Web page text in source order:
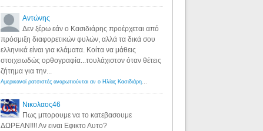
Αντώνης
Δεν ξέρω εάν ο Κασιδιάρης προέρχεται από
πρόσμιξη διαφορετικών φυλών, αλλά τα δικά σου
ελληνικά είναι για κλάματα. Κοίτα να μάθεις
στοιχειωδώς ορθογραφία...τουλάχιστον όταν θέτεις
ζήτημα για την...
Αμερικανοί ρατσιστές αναρωτιούνται αν ο Ηλίας Κασιδιάρης ανήκει στη λευκή φυλή... - Λόγιος Ερμής
Νικολαος46
Πως μπορουμε να το κατεβασουμε
ΔΩΡΕΑΝ!!!! Αν ειναι Εφικτο Αυτο?